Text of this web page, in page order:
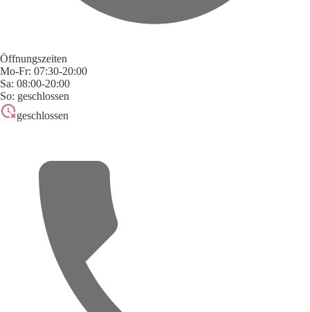
Öffnungszeiten
Mo-Fr: 07:30-20:00
Sa: 08:00-20:00
So: geschlossen
geschlossen